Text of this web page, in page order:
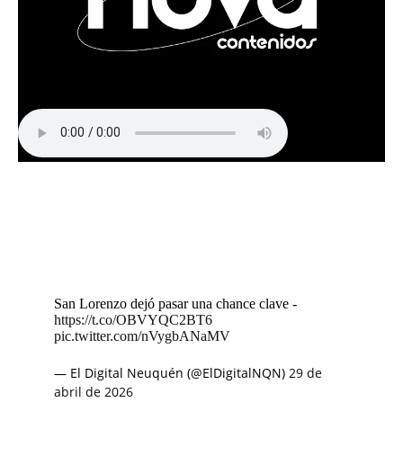
San Lorenzo dejó pasar una chance clave -
https://t.co/OBVYQC2BT6
pic.twitter.com/nVygbANaMV
— El Digital Neuquén (@ElDigitalNQN) 29 de
abril de 2026